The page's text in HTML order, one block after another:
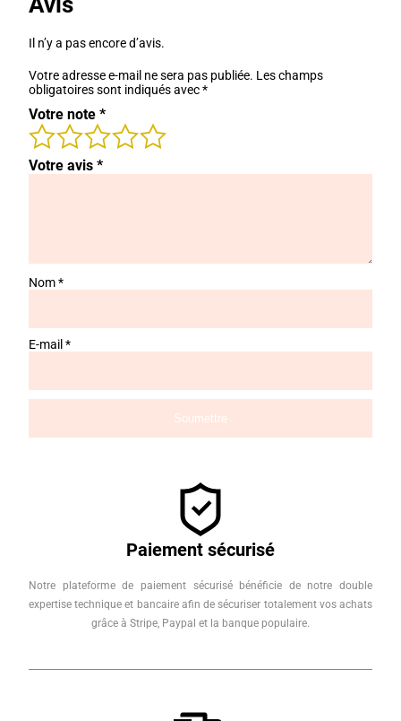
Il n’y a pas encore d’avis.
Votre adresse e-mail ne sera pas publiée. Les champs
obligatoires sont indiqués avec*
Votre note *
Votre avis *
Nom*
E-mail *
Paiement sécurisé
Notre plateforme de paiement sécurisé bénéficie de notre double
expertise technique et bancaire afin de sécuriser totalement vos achats
grâce à Stripe, Paypal et la banque populaire.